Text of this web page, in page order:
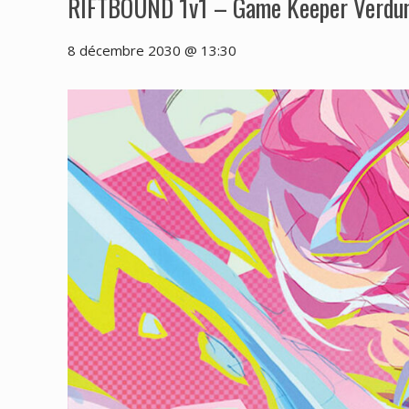
RIFTBOUND 1v1 – Game Keeper
8 décembre 2030 @ 13:30